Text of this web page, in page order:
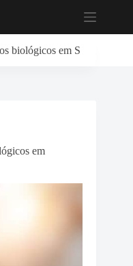
biológicos em Setembro
em